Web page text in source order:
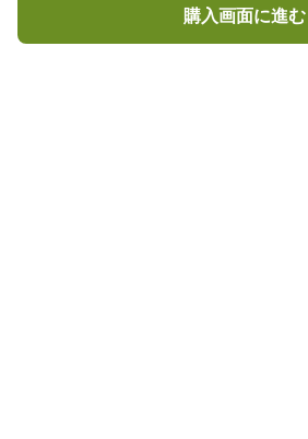
購入画面に進む
購入画面に進む